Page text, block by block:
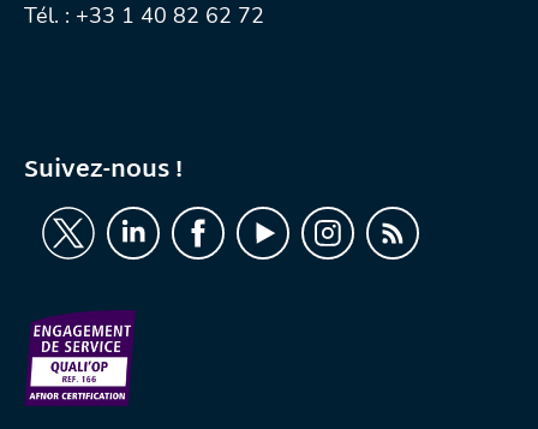
Tél. : +33 1 40 82 62 72
Suivez-nous !